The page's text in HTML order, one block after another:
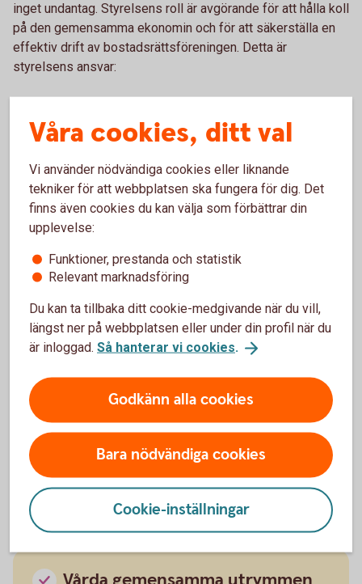
inget undantag. Styrelsens roll är avgörande för att hålla koll
på den gemensamma ekonomin och för att säkerställa en
effektiv drift av bostadsrättsföreningen. Detta är
styrelsens ansvar:
Att sköta föreningens ekonomi, administration
och att betala gemensamma utgifter.
Att underhålla fastigheten och på så sätt
bevara byggnadens skick och värde över tid.
Att besluta om medlemskap, hyresavtal och
Att upprätthålla stadgar och att se till att
föreningen följer lagar.
Att kommunicerar med myndigheter,
Gemensamt ansvar med andra
medlemmar
Våra cookies, ditt val
Vi använder nödvändiga cookies eller liknande
tekniker för att webbplatsen ska fungera för dig. Det
finns även cookies du kan välja som förbättrar din
upplevelse:
Funktioner, prestanda och statistik
Relevant marknadsföring
Du kan ta tillbaka ditt cookie-medgivande när du vill,
längst ner på webbplatsen eller under din profil när du
är inloggad. Så hanterar vi cookies.
Godkänn alla cookies
Bara nödvändiga cookies
Cookie-inställningar